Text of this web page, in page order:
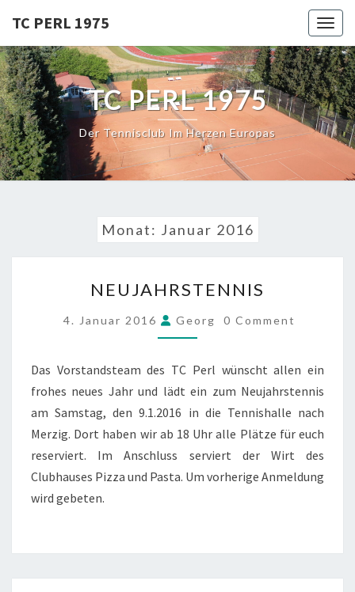
content
TC PERL 1975
TC PERL 1975
Der Tennisclub Im Herzen Europas
Monat: Januar 2016
NEUJAHRSTENNIS
4. Januar 2016 Georg COMMENTS
0 Comment
Das Vorstandsteam des TC Perl wünscht allen ein
frohes neues Jahr und lädt ein zum Neujahrstennis
am Samstag, den 9.1.2016 in die Tennishalle nach
Merzig. Dort haben wir ab 18 Uhr alle Plätze für euch
reserviert. Im Anschluss serviert der Wirt des
Clubhauses Pizza und Pasta. Um vorherige Anmeldung
wird gebeten.